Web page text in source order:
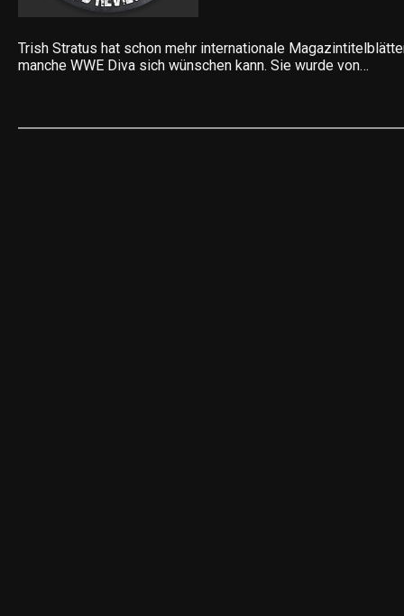
Trish Stratus hat schon mehr internationale
manche WWE Diva sich wünschen kann. Sie wurde von…